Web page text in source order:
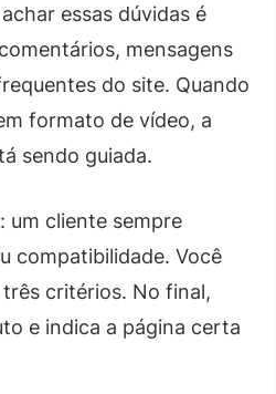
essas dúvidas é
mensagens
do site. Quando
formato de vídeo, a
sendo guiada.
um cliente sempre
compatibilidade. Você
critérios. No final,
e indica a página certa